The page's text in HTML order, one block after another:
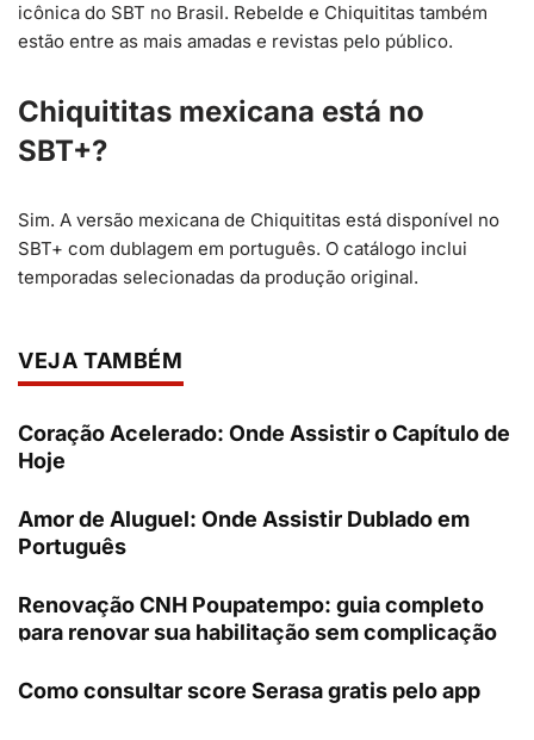
icônica do SBT no Brasil. Rebelde e Chiquititas também
estão entre as mais amadas e revistas pelo público.
Chiquititas mexicana está no
SBT+?
Sim. A versão mexicana de Chiquititas está disponível no
SBT+ com dublagem em português. O catálogo inclui
temporadas selecionadas da produção original.
VEJA TAMBÉM
Coração Acelerado: Onde Assistir o Capítulo de
Hoje
Amor de Aluguel: Onde Assistir Dublado em
Português
Renovação CNH Poupatempo: guia completo
para renovar sua habilitação sem complicação
Como consultar score Serasa gratis pelo app